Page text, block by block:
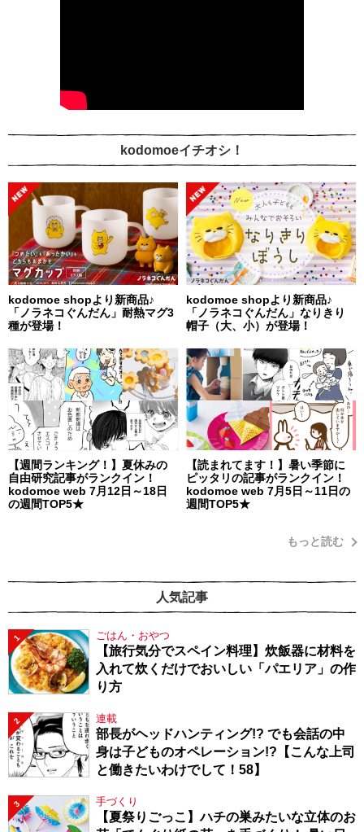
kodomoeイチオシ！
kodomoe shopより新商品♪
「ノラネコぐんだん」耐熱マグ3
種が登場！
kodomoe shopより新商品♪
「ノラネコぐんだん」なりきり
帽子（大、小）が登場！
【週間ランキング！】夏休みの
自由研究記事がランクイン！
kodomoe web 7月12日～18日
の週間TOP5★
【読まれてます！】暑い季節に
ピッタリの記事がランクイン！
kodomoe web 7月5日～11日の
週間TOP5★
もっと読む
人気記事
1 ごはん・おやつ
【旅行気分でスペイン料理】炊飯器に材料を
入れて炊くだけでおいしい「パエリア」の作
り方
2 連載
部長がヘッドハンティング!? でも会話の中
身は子どものオペレーション!?【こんな上司
と働きたいわけでして！58】
3 手づくり
【夏祭りごっこ】ハチの巣みたいな立体のお